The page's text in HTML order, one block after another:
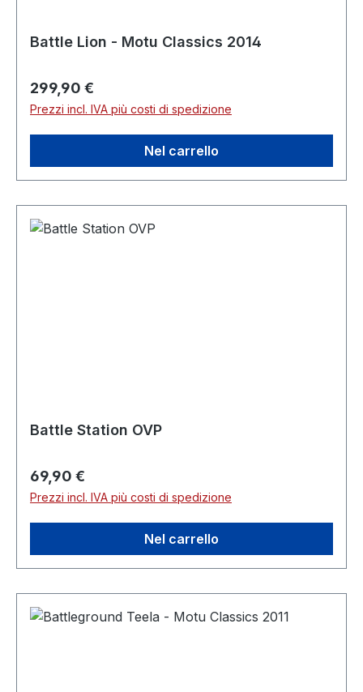
Battle Lion - Motu Classics 2014
Prezzo normale:
299,90 €
Prezzi incl. IVA più costi di spedizione
Nel carrello
Battle Station OVP
Prezzo normale:
69,90 €
Prezzi incl. IVA più costi di spedizione
Nel carrello